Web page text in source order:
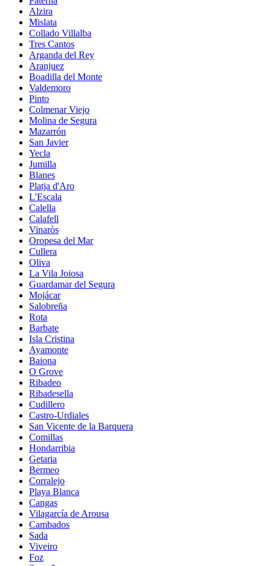
Alzira
Mislata
Collado Villalba
Tres Cantos
Arganda del Rey
Aranjuez
Boadilla del Monte
Valdemoro
Pinto
Colmenar Viejo
Molina de Segura
Mazarrón
San Javier
Yecla
Jumilla
Blanes
Platja d'Aro
L'Escala
Calella
Calafell
Vinaròs
Oropesa del Mar
Cullera
Oliva
La Vila Joiosa
Guardamar del Segura
Mojácar
Salobreña
Rota
Barbate
Isla Cristina
Ayamonte
Baiona
O Grove
Ribadeo
Ribadesella
Cudillero
Castro-Urdiales
San Vicente de la Barquera
Comillas
Hondarribia
Getaria
Bermeo
Corralejo
Playa Blanca
Cangas
Vilagarcía de Arousa
Cambados
Sada
Viveiro
Foz